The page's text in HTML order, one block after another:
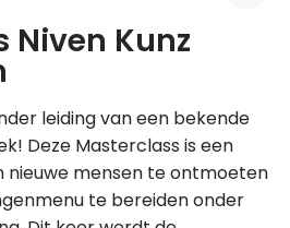
Leer koken als een chef
Kooktips & blogs
Niven Kunz
leiding van een bekende
Deze Masterclass is een
nieuwe mensen te ontmoeten
te bereiden onder